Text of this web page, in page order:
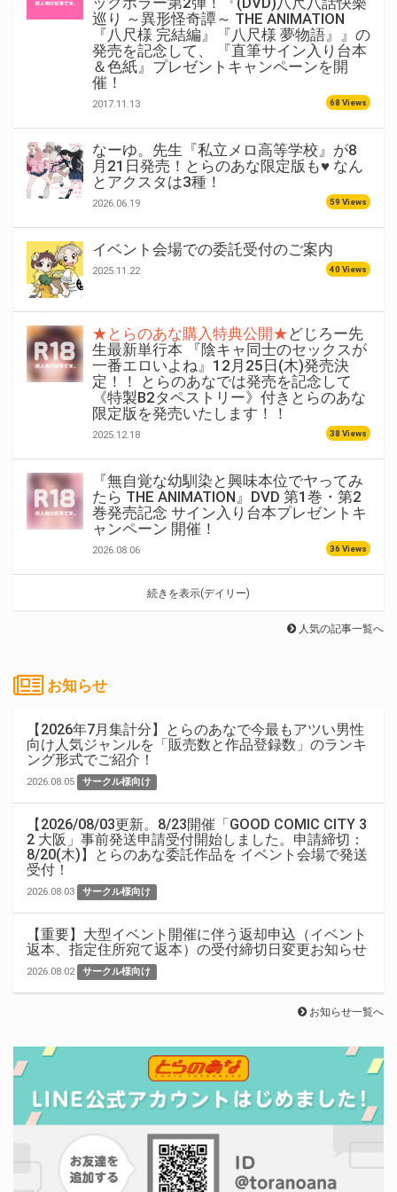
巡り ～異形怪奇譚～ THE ANIMATION
『八尺様 完結編』『八尺様 夢物語』』の
発売を記念して、 『直筆サイン入り台本
＆色紙』プレゼントキャンペーンを開
催！
2017.11.13 68 Views
なーゆ。先生『私立メロ高等学校』が8
月21日発売！とらのあな限定版も♥ なん
とアクスタは3種！
2026.06.19 59 Views
イベント会場での委託受付のご案内
2025.11.22 40 Views
★とらのあな購入特典公開★どじろー先
生最新単行本 『陰キャ同士のセックスが
一番エロいよね』12月25日(木)発売決
定！！ とらのあなでは発売を記念して
《特製B2タペストリー》付きとらのあな
限定版を発売いたします！！
2025.12.18 38 Views
『無自覚な幼馴染と興味本位でヤってみ
たら THE ANIMATION』DVD 第1巻・第2
巻発売記念 サイン入り台本プレゼントキ
ャンペーン 開催！
2026.08.06 36 Views
続きを表示(デイリー)
人気の記事一覧へ
お知らせ
【2026年7月集計分】とらのあなで今最もアツい男性
向け人気ジャンルを「販売数と作品登録数」のランキ
ング形式でご紹介！
2026.08.05 サークル様向け
【2026/08/03更新。8/23開催「GOOD COMIC CITY 3
2 大阪」事前発送申請受付開始しました。申請締切：
8/20(木)】とらのあな委託作品を イベント会場で発送
受付！
2026.08.03 サークル様向け
【重要】大型イベント開催に伴う返却申込（イベント
返本、指定住所宛て返本）の受付締切日変更お知らせ
2026.08.02 サークル様向け
お知らせ一覧へ